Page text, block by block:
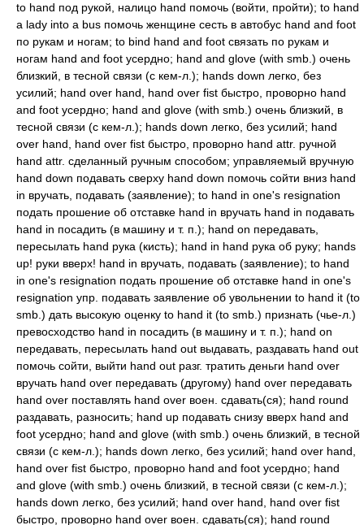
to hand под рукой, налицо hand помочь (войти, пройти); to hand
a lady into a bus помочь женщине сесть в автобус hand and foot
по рукам и ногам; to bind hand and foot связать по рукам и
ногам hand and foot усердно; hand and glove (with smb.) очень
близкий, в тесной связи (с кем-л.); hands down легко, без
усилий; hand over hand, hand over fist быстро, проворно hand
and foot усердно; hand and glove (with smb.) очень близкий, в
тесной связи (с кем-л.); hands down легко, без усилий; hand
over hand, hand over fist быстро, проворно hand attr. ручной
hand attr. сделанный ручным способом; управляемый вручную
hand down подавать сверху hand down помочь сойти вниз hand
in вручать, подавать (заявление); to hand in one's resignation
подать прошение об отставке hand in вручать hand in подавать
hand in посадить (в машину и т. п.); hand on передавать,
пересылать hand рука (кисть); hand in hand рука об руку; hands
up! руки вверх! hand in вручать, подавать (заявление); to hand
in one's resignation подать прошение об отставке hand in one's
resignation упр. подавать заявление об увольнении to hand it (to
smb.) дать высокую оценку to hand it (to smb.) признать (чье-л.)
превосходство hand in посадить (в машину и т. п.); hand on
передавать, пересылать hand out выдавать, раздавать hand out
помочь сойти, выйти hand out разг. тратить деньги hand over
вручать hand over передавать (другому) hand over передавать
hand over поставлять hand over воен. сдавать(ся); hand round
раздавать, разносить; hand up подавать снизу вверх hand and
foot усердно; hand and glove (with smb.) очень близкий, в тесной
связи (с кем-л.); hands down легко, без усилий; hand over hand,
hand over fist быстро, проворно hand and foot усердно; hand
and glove (with smb.) очень близкий, в тесной связи (с кем-л.);
hands down легко, без усилий; hand over hand, hand over fist
быстро, проворно hand over воен. сдавать(ся); hand round